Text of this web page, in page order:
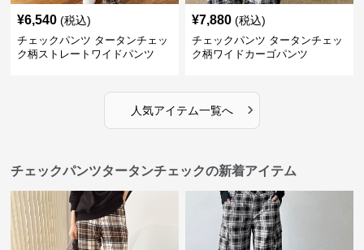
¥6,540 (税込)
チェックパンツ タータンチェッ
ク柄ストレートワイドパンツ
¥7,880 (税込)
チェックパンツ タータンチェッ
ク柄ワイドカーゴパンツ
人気アイテム一覧へ ›
チェックパンツタータンチェックの新着アイテム